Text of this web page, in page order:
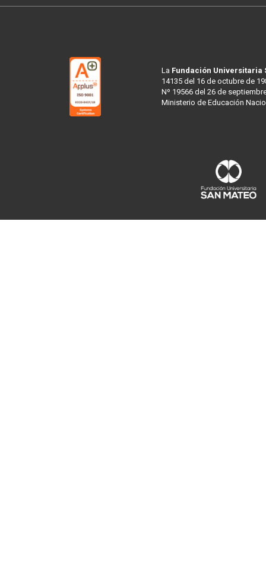
La Fundación Universitaria
14135 del 16 de octubre de
Nº 19566 del 26 de
Ministerio de Educación